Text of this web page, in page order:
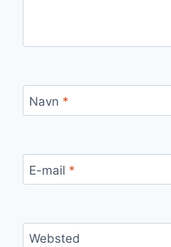
Navn *
E-mail *
Websted